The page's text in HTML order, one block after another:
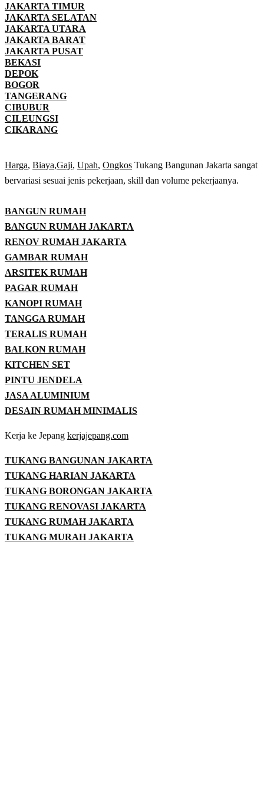
JAKARTA TIMUR
JAKARTA SELATAN
JAKARTA UTARA
JAKARTA BARAT
JAKARTA PUSAT
BEKASI
DEPOK
BOGOR
TANGERANG
CIBUBUR
CILEUNGSI
CIKARANG
Harga, Biaya,Gaji, Upah, Ongkos Tukang Bangunan Jakarta sangat
bervariasi sesuai jenis pekerjaan, skill dan volume pekerjaanya.
BANGUN RUMAH
BANGUN RUMAH JAKARTA
RENOV RUMAH JAKARTA
GAMBAR RUMAH
ARSITEK RUMAH
PAGAR RUMAH
KANOPI RUMAH
TANGGA RUMAH
TERALIS RUMAH
BALKON RUMAH
KITCHEN SET
PINTU JENDELA
JASA ALUMINIUM
DESAIN RUMAH MINIMALIS
Kerja ke Jepang kerjajepang.com
TUKANG BANGUNAN JAKARTA
TUKANG HARIAN JAKARTA
TUKANG BORONGAN JAKARTA
TUKANG RENOVASI JAKARTA
TUKANG RUMAH JAKARTA
TUKANG MURAH JAKARTA